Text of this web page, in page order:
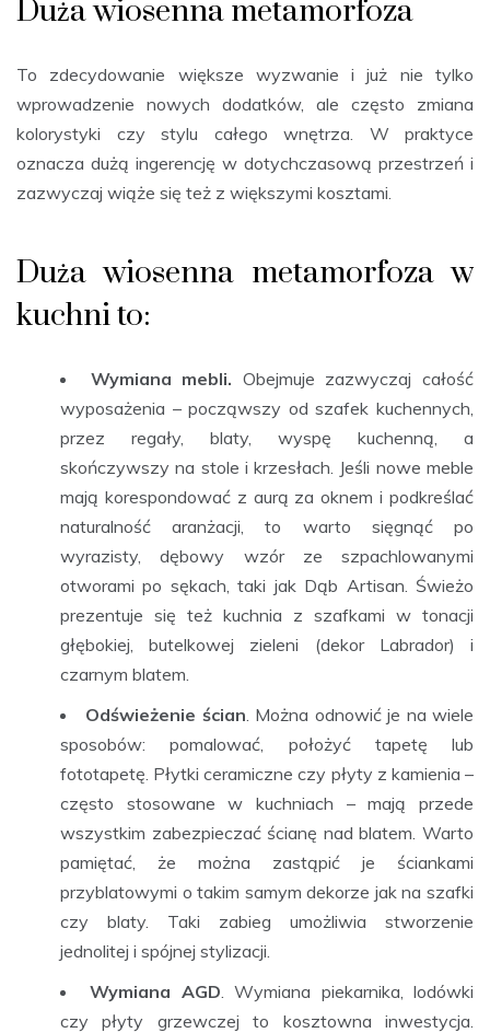
Duża wiosenna metamorfoza
To zdecydowanie większe wyzwanie i już nie tylko
wprowadzenie nowych dodatków, ale często zmiana
kolorystyki czy stylu całego wnętrza. W praktyce
oznacza dużą ingerencję w dotychczasową przestrzeń i
zazwyczaj wiąże się też z większymi kosztami.
Duża wiosenna metamorfoza w
kuchni to:
Wymiana mebli. Obejmuje zazwyczaj całość
wyposażenia – począwszy od szafek kuchennych,
przez regały, blaty, wyspę kuchenną, a
skończywszy na stole i krzesłach. Jeśli nowe meble
mają korespondować z aurą za oknem i podkreślać
naturalność aranżacji, to warto sięgnąć po
wyrazisty, dębowy wzór ze szpachlowanymi
otworami po sękach, taki jak Dąb Artisan. Świeżo
prezentuje się też kuchnia z szafkami w tonacji
głębokiej, butelkowej zieleni (dekor Labrador) i
czarnym blatem.
Odświeżenie ścian . Można odnowić je na wiele
sposobów: pomalować, położyć tapetę lub
fototapetę. Płytki ceramiczne czy płyty z kamienia –
często stosowane w kuchniach – mają przede
wszystkim zabezpieczać ścianę nad blatem. Warto
pamiętać, że można zastąpić je ściankami
przyblatowymi o takim samym dekorze jak na szafki
czy blaty. Taki zabieg umożliwia stworzenie
jednolitej i spójnej stylizacji.
Wymiana AGD . Wymiana piekarnika, lodówki
czy płyty grzewczej to kosztowna inwestycja.